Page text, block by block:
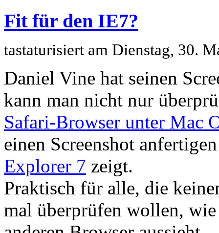
Fit für den IE7?
tastaturisiert am Dienstag, 30.
Daniel Vine hat seinen
kann man nicht nur
Safari-Browser unter Mac
einen Screenshot
Explorer 7 zeigt.
Praktisch für alle, die
mal überprüfen wollen,